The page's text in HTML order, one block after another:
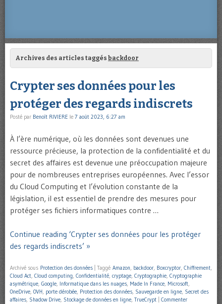
Archives des articles taggés backdoor
Crypter ses données pour les
protéger des regards indiscrets
Posté par Benoît RIVIERE le 7 août 2023, 6:27 am
À l’ère numérique, où les données sont devenues une
ressource précieuse, la protection de la confidentialité et du
secret des affaires est devenue une préoccupation majeure
pour de nombreuses entreprises européennes. Avec l’essor
du Cloud Computing et l’évolution constante de la
législation, il est essentiel de prendre des mesures pour
protéger ses fichiers informatiques contre …
Continue reading ‘Crypter ses données pour les protéger
des regards indiscrets’ »
Archivé sous Protection des données Taggé Amazon, backdoor, Boxcryptor, Chiffrement,
Cloud Act, Cloud computing, Confidentialité, cryptage, Cryptographie, Cryptographie
asymétrique, Google, Informatique dans les nuages, Made In France, Microsoft,
OneDrive, OVH, porte dérobée, Protection des données, Sauvegarde en ligne, Secret des
affaires, Shadow Drive, Stockage de données en ligne, TrueCrypt Commenter